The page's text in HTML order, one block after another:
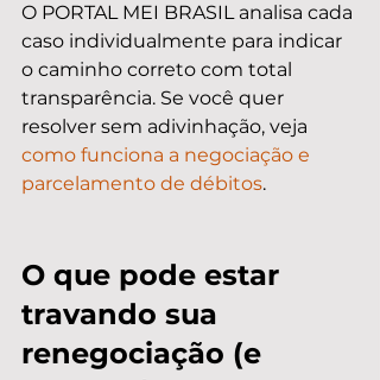
O PORTAL MEI BRASIL analisa cada
caso individualmente para indicar
o caminho correto com total
transparência. Se você quer
resolver sem adivinhação, veja
como funciona a negociação e
parcelamento de débitos.
O que pode estar
travando sua
renegociação (e